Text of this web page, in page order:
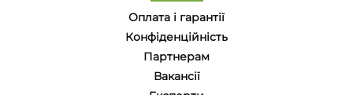
Оплата і гарантії
Конфіденційність
Партнерам
Вакансії